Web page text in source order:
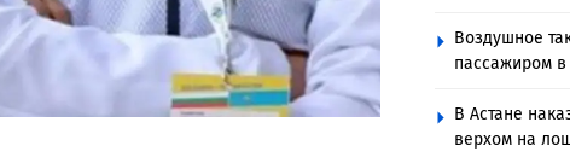
Воздушное
пассажиром в
В Астане
верхом на